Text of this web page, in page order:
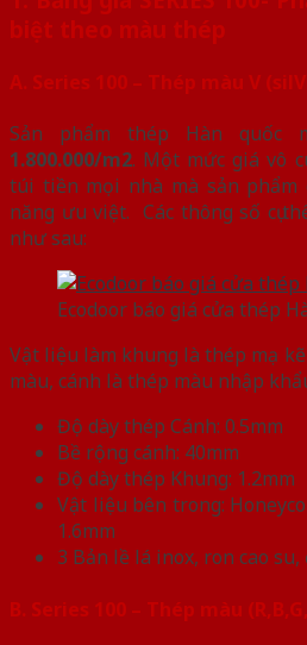
biệt theo màu thép
A. Series 100 – Thép màu V
Sản phẩm thép Hàn quốc
1.800.000/m2. Một mức giá vô
túi tiền mọi nhà mà sản
năng ưu việt. Các thông số cụ
như sau:
Ecodoor báo giá cửa thép
Vật liệu làm khung là thép mạ
màu, cánh là thép màu nhập
Độ dày thép Cánh: 0.5mm
Bề rộng cánh: 40mm
Độ dày thép Khung: 1.2mm
Vật liệu bên trong:
1.6mm
3 Bản lề lá inox, ron cao
B. Series 100 – Thép màu